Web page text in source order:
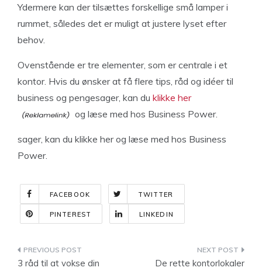
Ydermere kan der tilsættes forskellige små lamper i
rummet, således det er muligt at justere lyset efter
behov.
Ovenstående er tre elementer, som er centrale i et
kontor. Hvis du ønsker at få flere tips, råd og idéer til
business og pengesager, kan du klikke her
og læse med hos Business Power.
sager, kan du klikke her og læse med hos Business
Power.
FACEBOOK TWITTER
PINTEREST LINKEDIN
Indlægsnavigation
3 råd til at vokse din De rette kontorlokaler